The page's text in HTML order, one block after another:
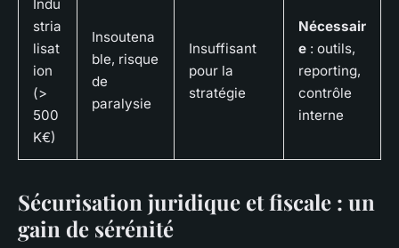
Indu
stria
lisat
ion
(>
500
K€)
Insoutena
ble, risque
de
paralysie
Insuffisant
pour la
stratégie
Nécessair
e : outils,
reporting,
contrôle
interne
Sécurisation juridique et fiscale : un
gain de sérénité